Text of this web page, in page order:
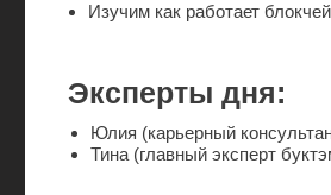
INTERVIEW
Разбираем топ часто задаваемых вопросов на
собеседовании и как отвечать на них с
помощью структурированных методов
Эксперт дня: